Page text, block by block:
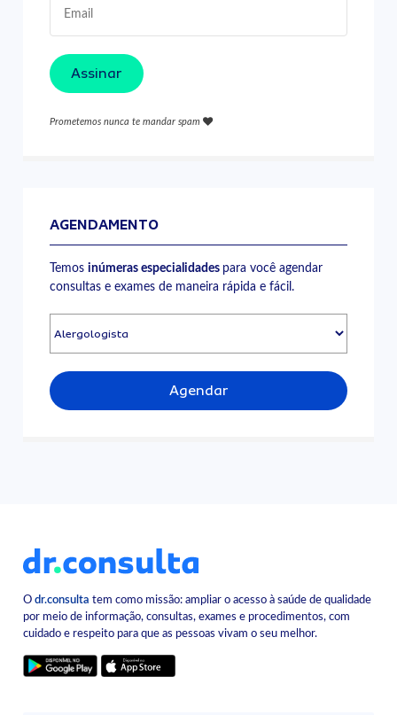
Assinar
Prometemos nunca te mandar spam
AGENDAMENTO
Temosinúmeras especialidades para você agendar
consultas e exames de maneira rápida e fácil.
Agendar
Odr.consulta tem como missão: ampliar o acesso à saúde de qualidade
por meio de informação, consultas, exames e procedimentos, com
cuidado e respeito para que as pessoas vivam o seu melhor.